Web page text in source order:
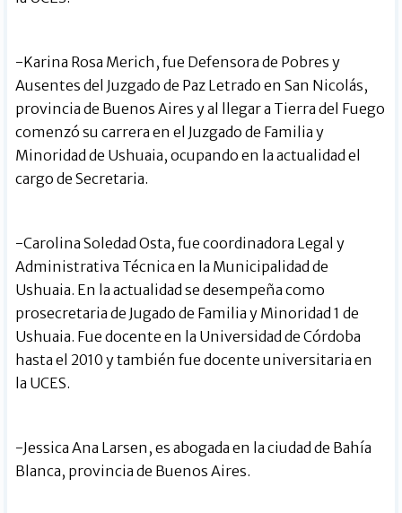
-Karina Rosa Merich, fue Defensora de Pobres y
Ausentes del Juzgado de Paz Letrado en San Nicolás,
provincia de Buenos Aires y al llegar a Tierra del Fuego
comenzó su carrera en el Juzgado de Familia y
Minoridad de Ushuaia, ocupando en la actualidad el
cargo de Secretaria.
-Carolina Soledad Osta, fue coordinadora Legal y
Administrativa Técnica en la Municipalidad de
Ushuaia. En la actualidad se desempeña como
prosecretaria de Jugado de Familia y Minoridad 1 de
Ushuaia. Fue docente en la Universidad de Córdoba
hasta el 2010 y también fue docente universitaria en
la UCES.
-Jessica Ana Larsen, es abogada en la ciudad de Bahía
Blanca, provincia de Buenos Aires.